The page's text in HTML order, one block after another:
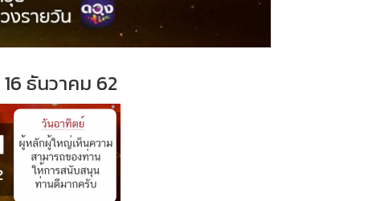
16 ธันวาคม 62